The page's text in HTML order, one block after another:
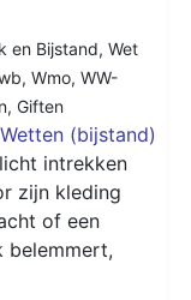
en Bijstand, Wet
, Wmo, WW-
, Giften
Wetten (bijstand)
intrekken
zijn kleding
of een
belemmert,